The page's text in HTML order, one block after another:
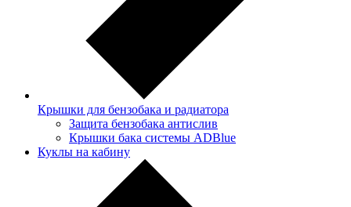
Крышки для бензобака и радиатора
Защита бензобака антислив
Крышки бака системы ADBlue
Куклы на кабину